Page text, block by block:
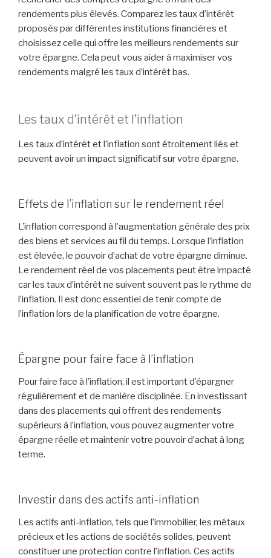
rendements plus élevés. Comparez les taux d’intérêt
proposés par différentes institutions financières et
choisissez celle qui offre les meilleurs rendements sur
votre épargne. Cela peut vous aider à maximiser vos
rendements malgré les taux d’intérêt bas.
Les taux d’intérêt et l’inflation
Les taux d’intérêt et l’inflation sont étroitement liés et
peuvent avoir un impact significatif sur votre épargne.
Effets de l’inflation sur le rendement réel
L’inflation correspond à l’augmentation générale des prix
des biens et services au fil du temps. Lorsque l’inflation
est élevée, le pouvoir d’achat de votre épargne diminue.
Le rendement réel de vos placements peut être impacté
car les taux d’intérêt ne suivent souvent pas le rythme de
l’inflation. Il est donc essentiel de tenir compte de
l’inflation lors de la planification de votre épargne.
Épargne pour faire face à l’inflation
Pour faire face à l’inflation, il est important d’épargner
régulièrement et de manière disciplinée. En investissant
dans des placements qui offrent des rendements
supérieurs à l’inflation, vous pouvez augmenter votre
épargne réelle et maintenir votre pouvoir d’achat à long
terme.
Investir dans des actifs anti-inflation
Les actifs anti-inflation, tels que l’immobilier, les métaux
précieux et les actions de sociétés solides, peuvent
constituer une protection contre l’inflation. Ces actifs